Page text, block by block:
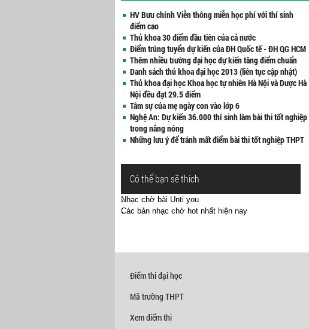
HV Bưu chính Viễn thông miễn học phí với thí sinh
điểm cao
Thủ khoa 30 điểm đầu tiên của cả nước
Điểm trúng tuyển dự kiến của ĐH Quốc tế - ĐH QG HCM
Thêm nhiều trường đại học dự kiến tăng điểm chuẩn
Danh sách thủ khoa đại học 2013 (liên tục cập nhật)
Thủ khoa đại học Khoa học tự nhiên Hà Nội và Dược Hà
Nội đều đạt 29.5 điểm
Tâm sự của mẹ ngày con vào lớp 6
Nghệ An: Dự kiến 36.000 thí sinh làm bài thi tốt nghiệp
trong nắng nóng
Những lưu ý để tránh mất điểm bài thi tốt nghiệp THPT
Có thể bạn sẽ thích
Nhạc chờ bài Unti you
Các bản nhạc chờ hot nhất hiện nay
Điểm thi đại học
Mã trường THPT
Xem điểm thi